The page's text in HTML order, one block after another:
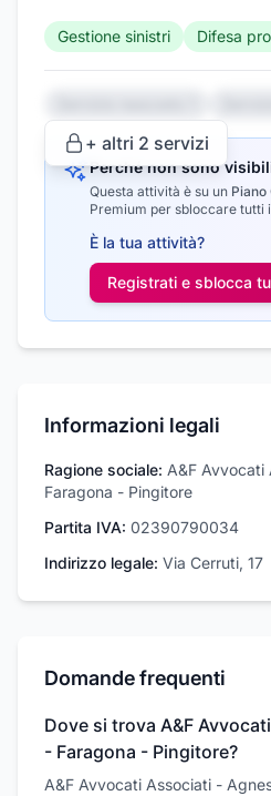
Gestione sinistri Difesa
+ altri 2 servizi
Perché non sono
Questa attività è su un Piano
Premium per sbloccare tutti
È la tua attività?
Registrati e sblocca
Informazioni legali
Ragione sociale: A&F
Faragona - Pingitore
Partita IVA: 02390790034
Indirizzo legale: Via Cerruti, 17
Domande frequenti
Dove si trova A&F
- Faragona - Pingitore?
A&F Avvocati Associati -